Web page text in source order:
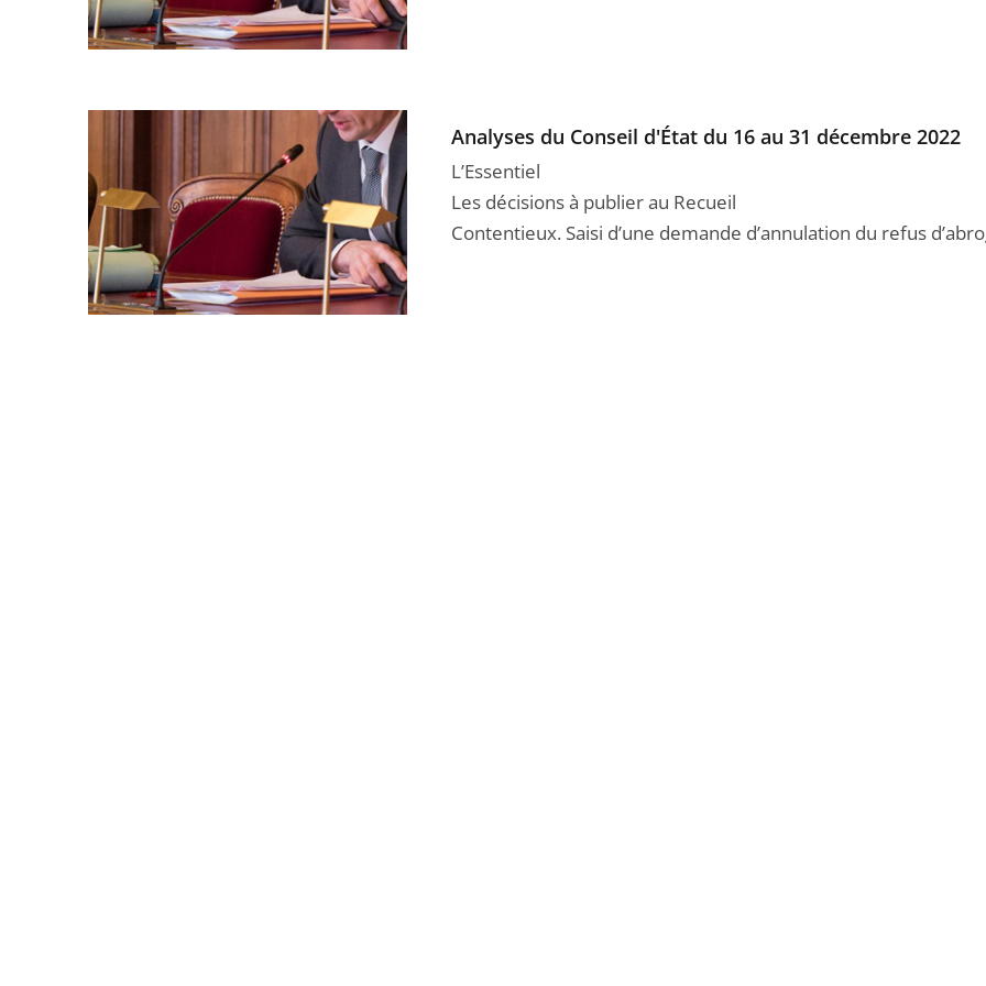
Analyses du Conseil d'État du 16 au 31 décembre 2022
L’Essentiel
Les décisions à publier au Recueil
Contentieux. Saisi d’une demande d’annulation du refus